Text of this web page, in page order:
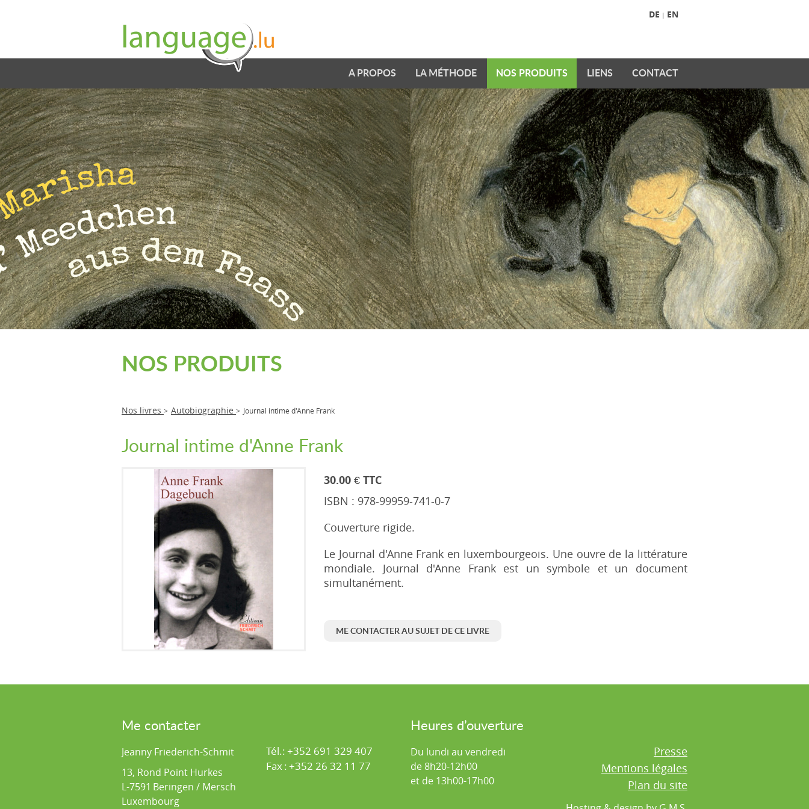
DE | EN
A PROPOS LA MÉTHODE NOS PRODUITS LIENS CONTACT
NOS PRODUITS
Nos livres > Autobiographie > Journal intime d'Anne Frank
Journal intime d'Anne Frank
30.00 € TTC
ISBN : 978-99959-741-0-7
Couverture rigide.
Le Journal d'Anne Frank en luxembourgeois. Une ouvre de la littérature
mondiale. Journal d'Anne Frank est un symbole et un document
simultanément.
ME CONTACTER AU SUJET DE CE LIVRE
Presse
Mentions légales
Plan du site
Heures d’ouverture
Du lundi au vendredi
de 8h20-12h00
et de 13h00-17h00
Me contacter
Jeanny Friederich-Schmit
13, Rond Point Hurkes
L-7591 Beringen / Mersch
Luxembourg
Tél.:+352 691 329 407
Fax:+352 26 32 11 77